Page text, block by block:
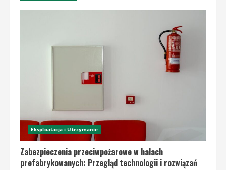
Eksploatacja i Utrzymanie
Zabezpieczenia przeciwpożarowe w halach
prefabrykowanych: Przegląd technologii i rozwiązań